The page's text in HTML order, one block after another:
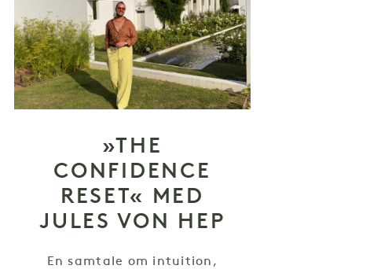
»THE
CONFIDENCE
RESET« MED
JULES VON HEP
En samtale om intuition,